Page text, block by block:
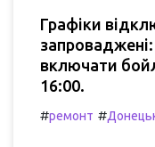
Графіки
включати
16:00.
#ремонт #